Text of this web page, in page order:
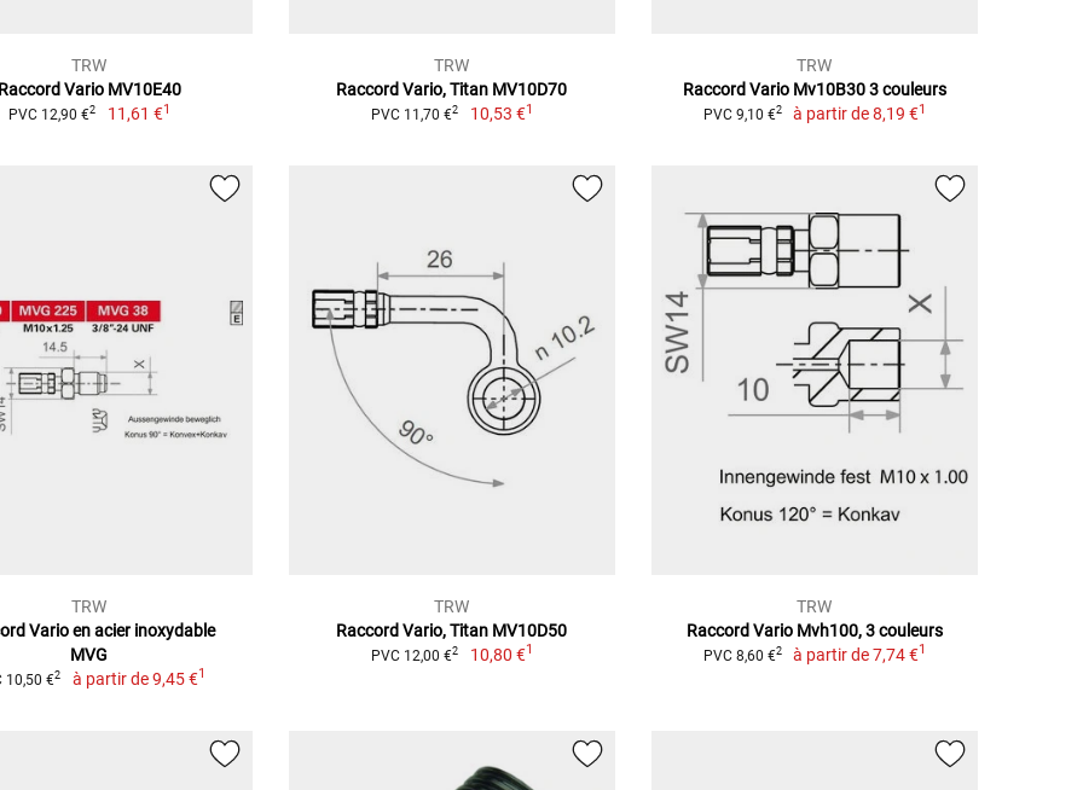
TRW
Vario MV10E40
PVC 12,90 €2 11,61 €1
TRW
Raccord Vario, Titan MV10D70
PVC 11,70 €2 10,53 €1
TRW
Raccord Vario Mv10B30 3 couleurs
PVC 9,10 €2 à partir de8,19 €1
TRW
Vario en acier inoxydable
MVG
10,50 €2 à partir de9,45 €1
TRW
Raccord Vario, Titan MV10D50
PVC 12,00 €2 10,80 €1
TRW
Raccord Vario Mvh100, 3 couleurs
PVC 8,60 €2 à partir de7,74 €1